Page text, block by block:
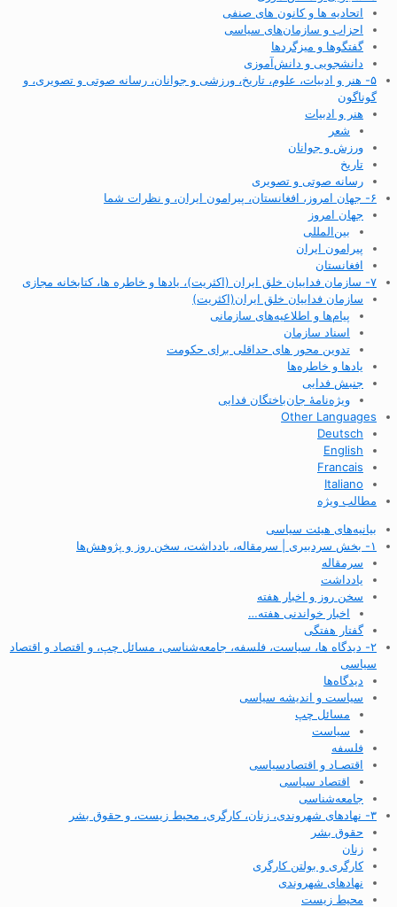
اتحادیه ها و کانون های صنفی
احزاب و سازمان‌های سیاسی
گفتگوها و میزگردها
دانشجویی و دانش‌آموزی
۵- هنر و ادبیات، علوم، تاریخ، ورزشی و جوانان، رسانه صوتی و تصویری، و
گوناگون
هنر و ادبیات
شعر
ورزش و جوانان
تاریخ
رسانه صوتی و تصویری
۶- جهان امروز، افغانستان، پیرامون ایران، و نظرات شما
جهان امروز
بین‌المللی
پیرامون ایران
افغانستان
۷- سازمان فداییان خلق ایران (اکثریت)، یادها و خاطره ها، کتابخانه مجازی
سازمان فداییان خلق ایران(اکثریت)
پیام‌ها و اطلاعیه‌های سازمانی
اسناد سازمان
تدوین محور های حداقلی برای حکومت
یادها و خاطره‌ها
جنبش فدایی
ویژه‌نامهٔ جان‌باختگان فدایی
Other Languages
Deutsch
English
Francais
Italiano
مطالب ویژه
بیانیه‌های هیئت سیاسی
۱- بخش سردبیری | سرمقاله، یادداشت، سخن روز و پژوهش‌ها
سرمقاله
یادداشت
سخن روز و اخبار هفته
اخبار خواندنی هفته…
گفتار هفتگی
۲- دیدگاه ها، سیاست، فلسفه، جامعه‌شناسی، مسائل چپ، و اقتصاد و اقتصاد
سیاسی
دیدگاه‌ها
سیاست و اندیشه سیاسی
مسائل چپ
سیاست
فلسفه
اقتصـاد و اقتصاد‌سیاسی
اقتصاد سیاسی
جامعه‌شناسی
۳- نهادهای شهروندی، زنان، کارگری، محیط زیست، و حقوق بشر
حقوق بشر
زنان
کارگری و بولتن کارگری
نهادهای شهروندی
محیط زیست